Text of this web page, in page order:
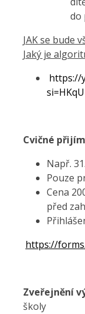
do
JAK se bude
Jaký je
https://
Cvičné
Např.
Pouze
Cena
před
https://
Zveřejnění
školy